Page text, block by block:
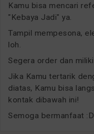
Kamu bisa mencari
"Kebaya Jadi" ya.
Tampil mempesona,
loh.
Segera order dan
Jika Kamu tertarik
diatas, Kamu bisa
kontak dibawah ini!
Semoga bermanfaat :D